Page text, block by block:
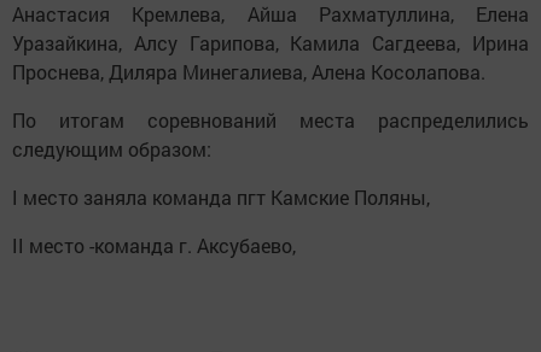
Анастасия Кремлева, Айша Рахматуллина, Елена
Уразайкина, Алсу Гарипова, Камила Сагдеева, Ирина
Проснева, Диляра Минегалиева, Алена Косолапова.
По итогам соревнований места распределились
следующим образом:
I место заняла команда пгт Камские Поляны,
II место -команда г. Аксубаево,